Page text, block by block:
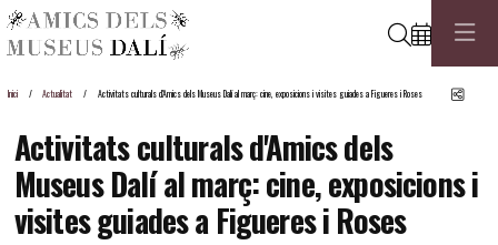
Cerca
Inici Actualitat Activitats culturals d'Amics dels Museus Dalí al març: cine, exposicions i visites guiades a Figueres i Roses
Activitats culturals d'Amics dels
Museus Dalí al març: cine, exposicions i
visites guiades a Figueres i Roses